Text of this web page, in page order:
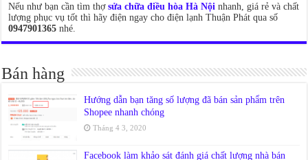
Nếu như bạn cần tìm thợsửa chữa điều hòa Hà Nội nhanh, giá rẻ và chất
lượng phục vụ tốt thì hãy điện ngay cho điện lạnh Thuận Phát qua số
0947901365 nhé.
Bán hàng
Hướng dẫn bạn tăng số lượng đã bán sản phẩm trên
Shopee nhanh chóng
Tháng 4 3, 2020
Facebook làm khảo sát đánh giá chất lượng nhà bán